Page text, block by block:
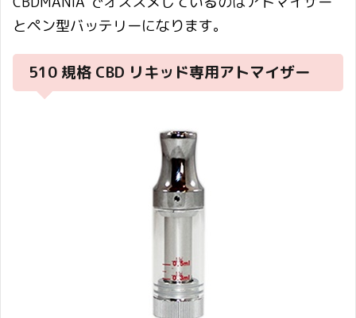
とペン型バッテリーになります。
510 規格 CBD リキッド専用アトマイザー